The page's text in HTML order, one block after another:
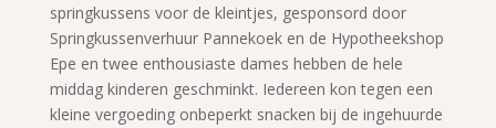
springkussens voor de kleintjes, gesponsord door
Springkussenverhuur Pannekoek en de Hypotheekshop
Epe en twee enthousiaste dames hebben de hele
middag kinderen geschminkt. Iedereen kon tegen een
kleine vergoeding onbeperkt snacken bij de ingehuurde